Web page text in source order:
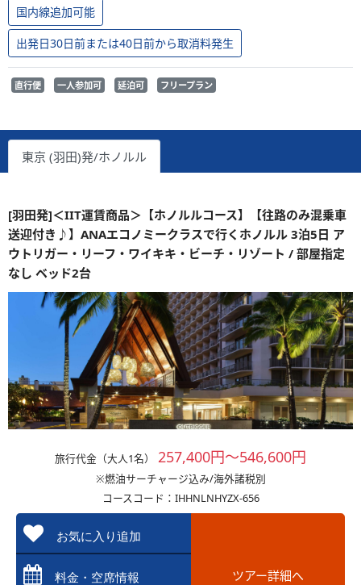
国内線追加可能
出発日30日前または40日前から取消料発生
直行便 一人参加可 延泊可 フリープラン
東京 (羽田)発/ホノルル
[羽田発]＜IIT運賃商品＞【ホノルルコース】【往路のみ混乗車
送迎付き♪】ANAエコノミークラスで行くホノルル 3泊5日 ア
ウトリガー・リーフ・ワイキキ・ビーチ・リゾート / 部屋指定
なし ベッド2台
旅行代金（大人1名） 257,400円～546,600円
※燃油サーチャージ込み/海外諸税別
コースコード：IHHNLNHYZX-656
お気に入り追加
料金・空席情報 ツアー詳細へ